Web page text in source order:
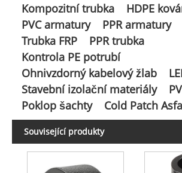
Kompozitní trubka
HDPE
PVC armatury
PPR armatury
Trubka FRP
PPR trubka
Kontrola PE potrubí
Ohnivzdorný kabelový žlab
Stavební izolační materiály
Poklop šachty
Cold Patch
Související produkty